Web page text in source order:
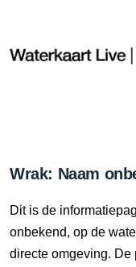
Wrak: Naam
Dit is de
onbekend, op de
directe omgeving.